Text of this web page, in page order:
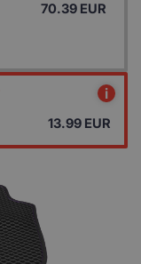
70.39 EUR
i
13.99 EUR